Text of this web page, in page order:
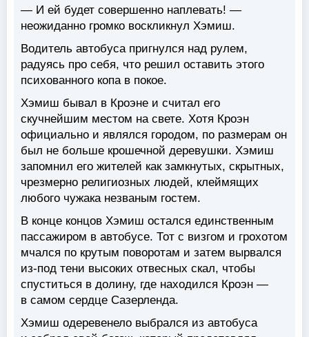
— И ей будет совершенно наплевать! —
неожиданно громко воскликнул Хэмиш.
Водитель автобуса пригнулся над рулем,
радуясь про себя, что решил оставить этого
психованного копа в покое.
Хэмиш бывал в Кроэне и считал его
скучнейшим местом на свете. Хотя Кроэн
официально и являлся городом, по размерам он
был не больше крошечной деревушки. Хэмиш
запомнил его жителей как замкнутых, скрытных,
чрезмерно религиозных людей, клеймящих
любого чужака незваным гостем.
В конце концов Хэмиш остался единственным
пассажиром в автобусе. Тот с визгом и грохотом
мчался по крутым поворотам и затем вырвался
из-под тени высоких отвесных скал, чтобы
спуститься в долину, где находился Кроэн —
в самом сердце Сазерленда.
Хэмиш одеревенело выбрался из автобуса